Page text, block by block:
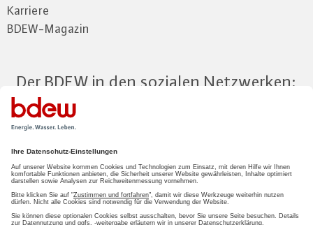
Karriere
BDEW-Magazin
Der BDEW in den sozialen Netzwerken:
Zum Mitgliederbereich
LOGIN